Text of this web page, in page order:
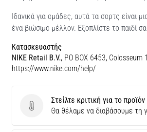
Ιδανικά για ομάδες, αυτά τα σορτς είναι
ένα βιώσιμο μέλλον. Εξοπλίστε το παιδί
Κατασκευαστής
NIKE Retail B.V., PO BOX 6453, Colosseum
https://www.nike.com/help/
Στείλτε κριτική για το προϊόν
Στείλτε κριτική για το προϊόν
Θα θέλαμε να διαβάσουμε τη